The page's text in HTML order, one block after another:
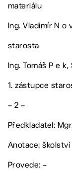
materiálu
Ing. Vladimír N o
starosta
Ing. Tomáš P e k,
1. zástupce
– 2 –
Předkladatel:
Anotace: školství
Provede: –